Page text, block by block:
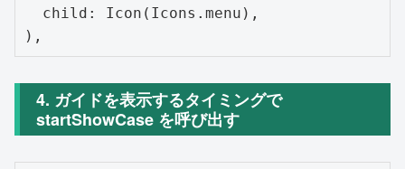
4. ガイドを表示するタイミングで
startShowCase を呼び出す